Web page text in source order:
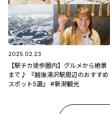
2025.02.23
【駅チカ徒歩圏内】グルメから絶景
まで♪ 『越後湯沢駅周辺のおすすめ
スポット5選』 #新潟観光